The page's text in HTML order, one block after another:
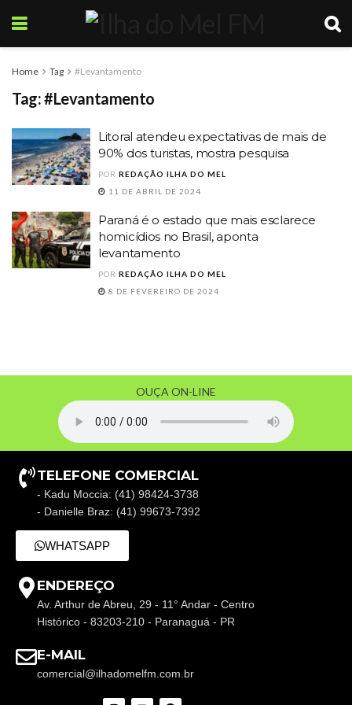
Home Tag #Levantamento
Tag:#Levantamento
Litoral atendeu expectativas de mais de
90% dos turistas, mostra pesquisa
POR REDAÇÃO ILHA DO MEL
11 DE ABRIL DE 2024
Paraná é o estado que mais esclarece
homicídios no Brasil, aponta
levantamento
POR REDAÇÃO ILHA DO MEL
8 DE FEVEREIRO DE 2024
OUÇA ON-LINE
TELEFONE COMERCIAL
- Kadu Moccia: (41) 98424-3738
- Danielle Braz: (41) 99673-7392
WHATSAPP
ENDEREÇO
Av. Arthur de Abreu, 29 - 11° Andar - Centro
Histórico - 83203-210 - Paranaguá - PR
E-MAIL
comercial@ilhadomelfm.com.br